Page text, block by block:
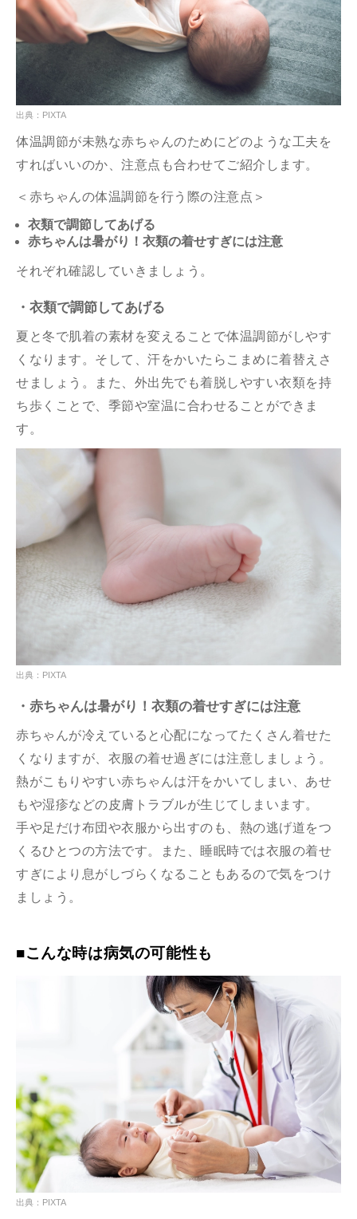
出典：PIXTA
体温調節が未熟な赤ちゃんのためにどのような工夫を
すればいいのか、注意点も合わせてご紹介します。
＜赤ちゃんの体温調節を行う際の注意点＞
衣類で調節してあげる
赤ちゃんは暑がり！衣類の着せすぎには注意
それぞれ確認していきましょう。
・衣類で調節してあげる
夏と冬で肌着の素材を変えることで体温調節がしやす
くなります。そして、汗をかいたらこまめに着替えさ
せましょう。また、外出先でも着脱しやすい衣類を持
ち歩くことで、季節や室温に合わせることができま
す。
出典：PIXTA
・赤ちゃんは暑がり！衣類の着せすぎには注意
赤ちゃんが冷えていると心配になってたくさん着せた
くなりますが、衣服の着せ過ぎには注意しましょう。
熱がこもりやすい赤ちゃんは汗をかいてしまい、あせ
もや湿疹などの皮膚トラブルが生じてしまいます。
手や足だけ布団や衣服から出すのも、熱の逃げ道をつ
くるひとつの方法です。また、睡眠時では衣服の着せ
すぎにより息がしづらくなることもあるので気をつけ
ましょう。
■こんな時は病気の可能性も
出典：PIXTA